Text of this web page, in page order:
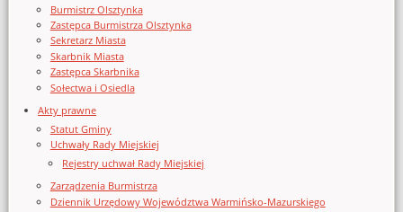
Burmistrz Olsztynka
Zastępca Burmistrza Olsztynka
Sekretarz Miasta
Skarbnik Miasta
Zastępca Skarbnika
Sołectwa i Osiedla
Akty prawne
Statut Gminy
Uchwały Rady Miejskiej
Rejestry uchwał Rady Miejskiej
Zarządzenia Burmistrza
Dziennik Urzędowy Województwa Warmińsko-Mazurskiego